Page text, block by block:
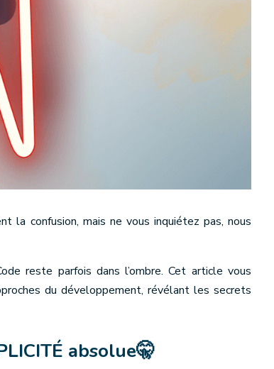
la confusion, mais ne vous inquiétez pas, nous
reste parfois dans l’ombre. Cet article vous
du développement, révélant les secrets
absolue🤫